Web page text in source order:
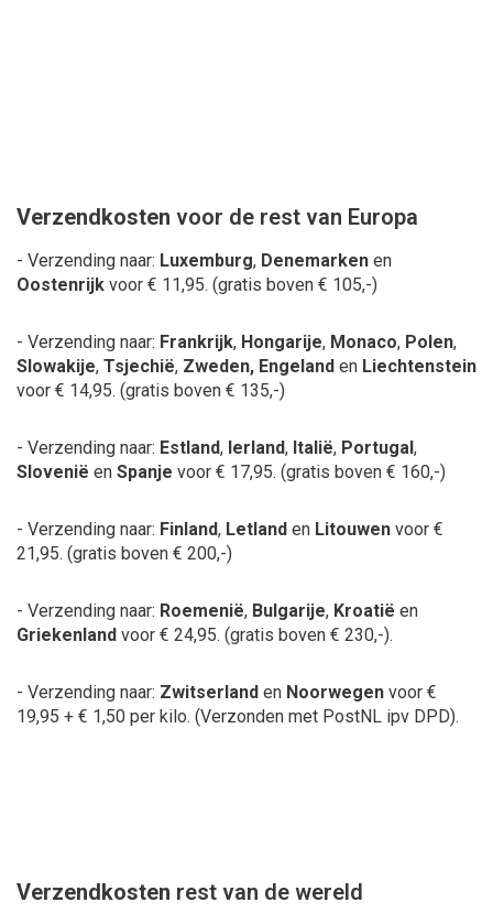
Verzendkosten voor de rest van Europa
- Verzending naar: Luxemburg, Denemarken en
Oostenrijk voor € 11,95. (gratis boven € 105,-)
- Verzending naar: Frankrijk, Hongarije, Monaco, Polen,
Slowakije, Tsjechië, Zweden, Engeland en Liechtenstein
voor € 14,95. (gratis boven € 135,-)
- Verzending naar: Estland, Ierland, Italië, Portugal,
Slovenië en Spanje voor € 17,95. (gratis boven € 160,-)
- Verzending naar: Finland, Letland en Litouwen voor €
21,95. (gratis boven € 200,-)
- Verzending naar: Roemenië, Bulgarije, Kroatië en
Griekenland voor € 24,95. (gratis boven € 230,-).
- Verzending naar: Zwitserland en Noorwegen voor €
19,95 + € 1,50 per kilo. (Verzonden met PostNL ipv DPD).
Verzendkosten rest van de wereld